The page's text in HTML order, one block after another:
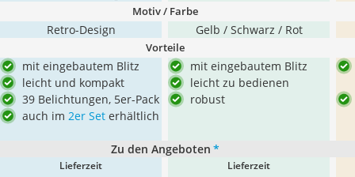
Motiv / Farbe
Retro-Design Gelb / Schwarz / Rot
Vorteile
mit eingebautem Blitz
leicht und kompakt
39 Belichtungen, 5er-Pack
auch im 2er Set erhältlich
mit eingebautem Blitz
leicht zu bedienen
robust
Zu den Angeboten *
Lieferzeit Lieferzeit